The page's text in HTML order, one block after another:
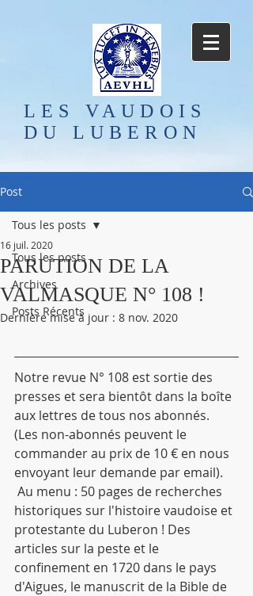
LES VAUDOIS
DU LUBERON
Post
Tous les posts
Archives
Posts Récents
Tous les posts
PARUTION DE LA
VALMASQUE N° 108 !
16 juil. 2020
Dernière mise à jour : 8 nov. 2020
Notre revue N° 108 est sortie des
presses et sera bientôt dans la boîte
aux lettres de tous nos abonnés.
(Les non-abonnés peuvent le
commander au prix de 10 € en nous
envoyant leur demande par email).
historiques sur l'histoire vaudoise et
protestante du Luberon ! Des
articles sur la peste et le
confinement en 1720 dans le pays
d'Aigues, le manuscrit de la Bible de